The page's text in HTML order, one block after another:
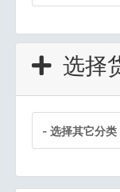
选择